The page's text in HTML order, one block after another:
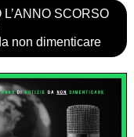
SCORSO
non dimenticare